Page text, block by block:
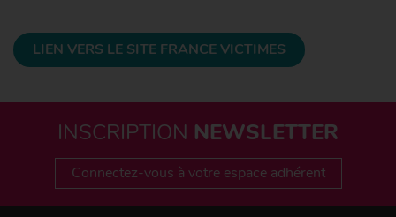
LIEN VERS LE SITE FRANCE VICTIMES
INSCRIPTION NEWSLETTER
Connectez-vous à votre espace adhérent